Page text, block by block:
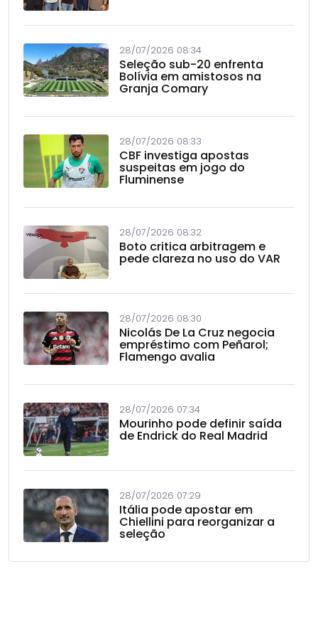
28/07/2026 08:34
Seleção sub-20 enfrenta
Bolívia em amistosos na
Granja Comary
28/07/2026 08:33
CBF investiga apostas
suspeitas em jogo do
Fluminense
28/07/2026 08:32
Boto critica arbitragem e
pede clareza no uso do VAR
28/07/2026 08:30
Nicolás De La Cruz negocia
empréstimo com Peñarol;
Flamengo avalia
28/07/2026 07:34
Mourinho pode definir saída
de Endrick do Real Madrid
28/07/2026 07:29
Itália pode apostar em
Chiellini para reorganizar a
seleção